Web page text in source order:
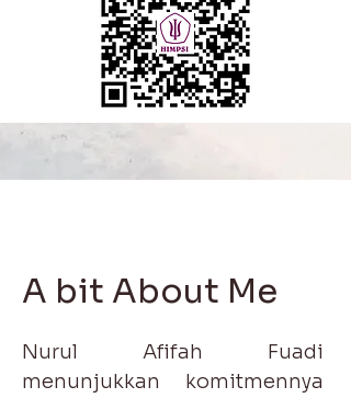
A bit About Me
Nurul Afifah Fuadi
menunjukkan komitmennya